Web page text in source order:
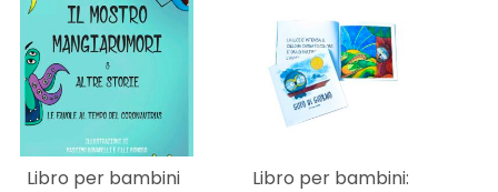
Libro per bambini
Libro per bambini: